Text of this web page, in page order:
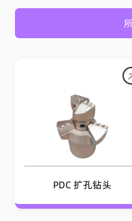
PDC 扩孔钻头